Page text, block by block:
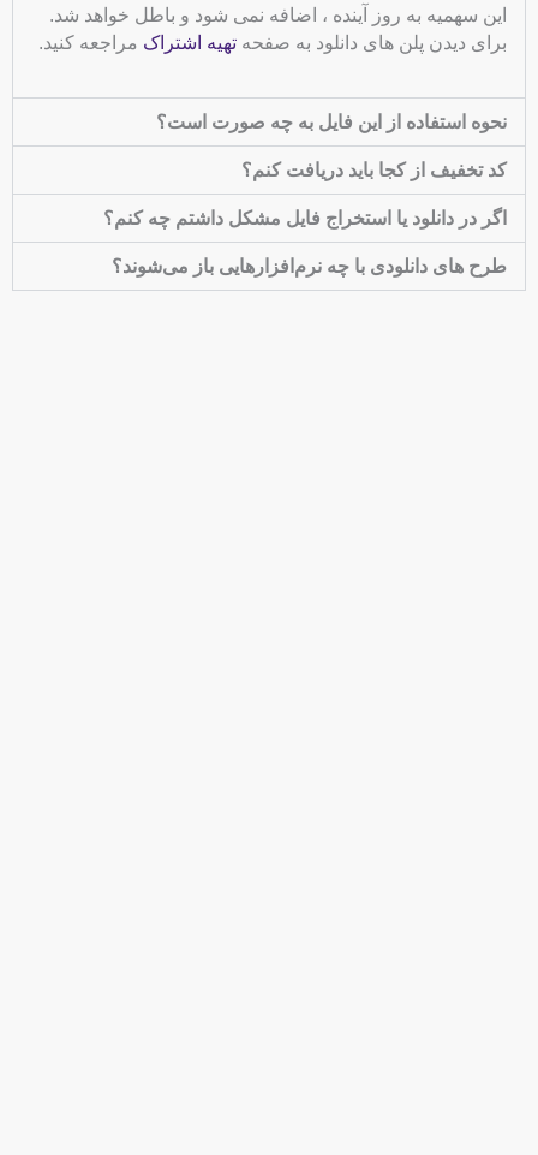
این سهمیه به روز آینده ، اضافه نمی شود و باطل خواهد شد.
برای دیدن پلن های دانلود به صفحه تهیه اشتراک مراجعه کنید.
نحوه استفاده از این فایل به چه صورت است؟
کد تخفیف از کجا باید دریافت کنم؟
اگر در دانلود یا استخراج فایل مشکل داشتم چه کنم؟
طرح های دانلودی با چه نرم‌افزارهایی باز می‌شوند؟